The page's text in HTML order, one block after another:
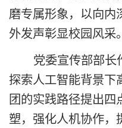
磨专属形象，以向内
外发声彰显校园风采。
党委宣传部部长
探索人工智能背景下
团的实践路径提出
塑，强化人机协作